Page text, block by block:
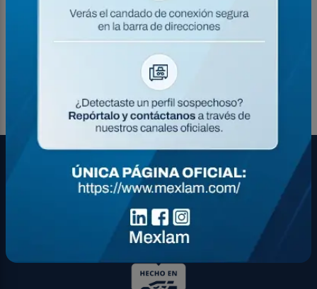
Se coloca 10 veces más rápido
Ahorro en mano de obra
Ahorro en alambre recocido
Mejora el control de inventarios
Cumple todas las normas